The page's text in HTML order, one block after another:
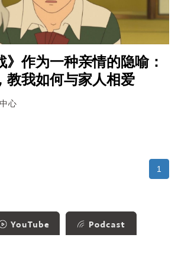
》作为一种亲情的隐喻：
教我如何与家人相爱
心
1